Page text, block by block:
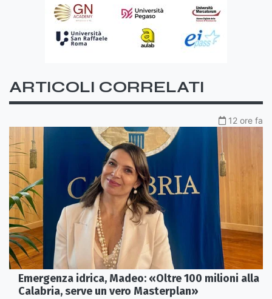
ARTICOLI CORRELATI
12 ore fa
Emergenza idrica, Madeo: «Oltre 100 milioni alla
Calabria, serve un vero Masterplan»